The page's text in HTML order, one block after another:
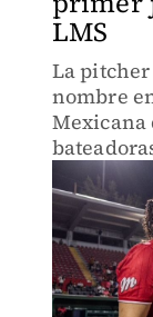
LMS
La pitcher
nombre
Mexicana